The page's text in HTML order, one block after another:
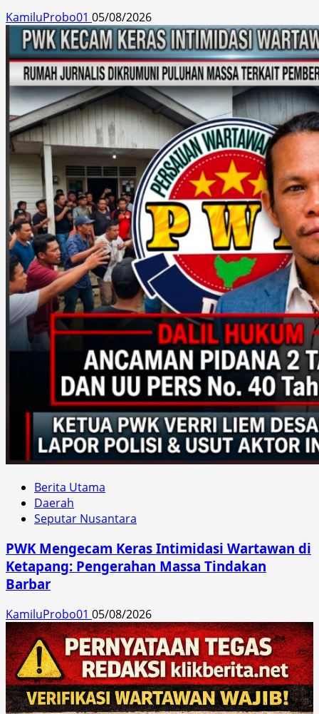
KamiluProbo01 05/08/2026
Berita Utama
Daerah
Seputar Nusantara
PWK Mengecam Keras Intimidasi Wartawan di
Ketapang: Pengerahan Massa Tindakan
Barbar
KamiluProbo01 05/08/2026